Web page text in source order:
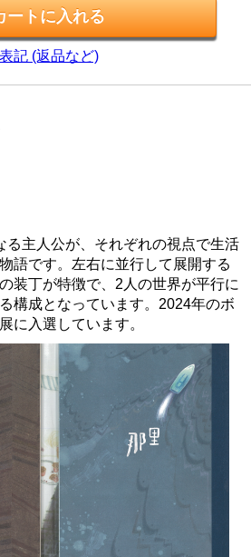
記 (返品など)
る主人公が、それぞれの視点で生活
語です。​左右に並行して展開する
装丁が特徴で、2人の世界が平行に
構成となっています。​2024年のボ
に入選しています。